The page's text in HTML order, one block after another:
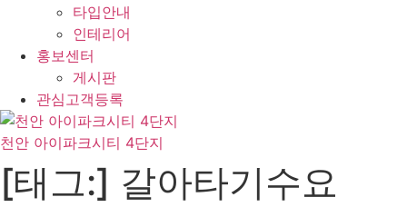
타입안내
인테리어
홍보센터
게시판
관심고객등록
천안 아이파크시티 4단지
[태그:] 갈아타기수요